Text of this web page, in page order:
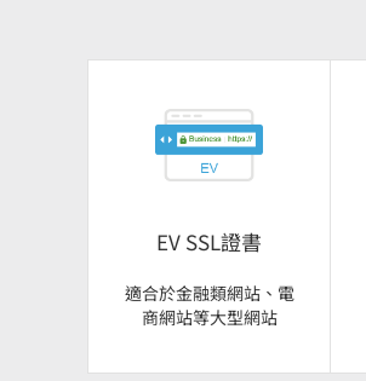
EV SSL證書
適合於金融類網站、電
商網站等大型網站